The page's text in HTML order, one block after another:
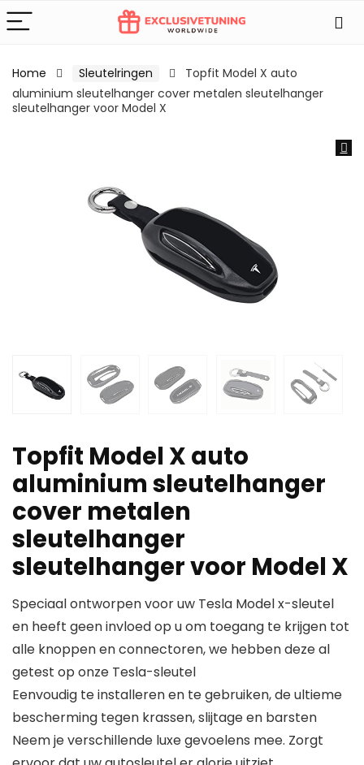
Home Sleutelringen
Topfit Model X auto
aluminium sleutelhanger cover metalen sleutelhanger
sleutelhanger voor Model X
Topfit Model X auto
aluminium sleutelhanger
cover metalen
sleutelhanger
sleutelhanger voor Model X
Speciaal ontworpen voor uw Tesla Model x-sleutel
en heeft geen invloed op u om toegang te krijgen tot
alle knoppen en connectoren, we hebben deze al
getest op onze Tesla-sleutel
Eenvoudig te installeren en te gebruiken, de ultieme
bescherming tegen krassen, slijtage en barsten
Neem je verschillende luxe gevoelens mee. Zorgt